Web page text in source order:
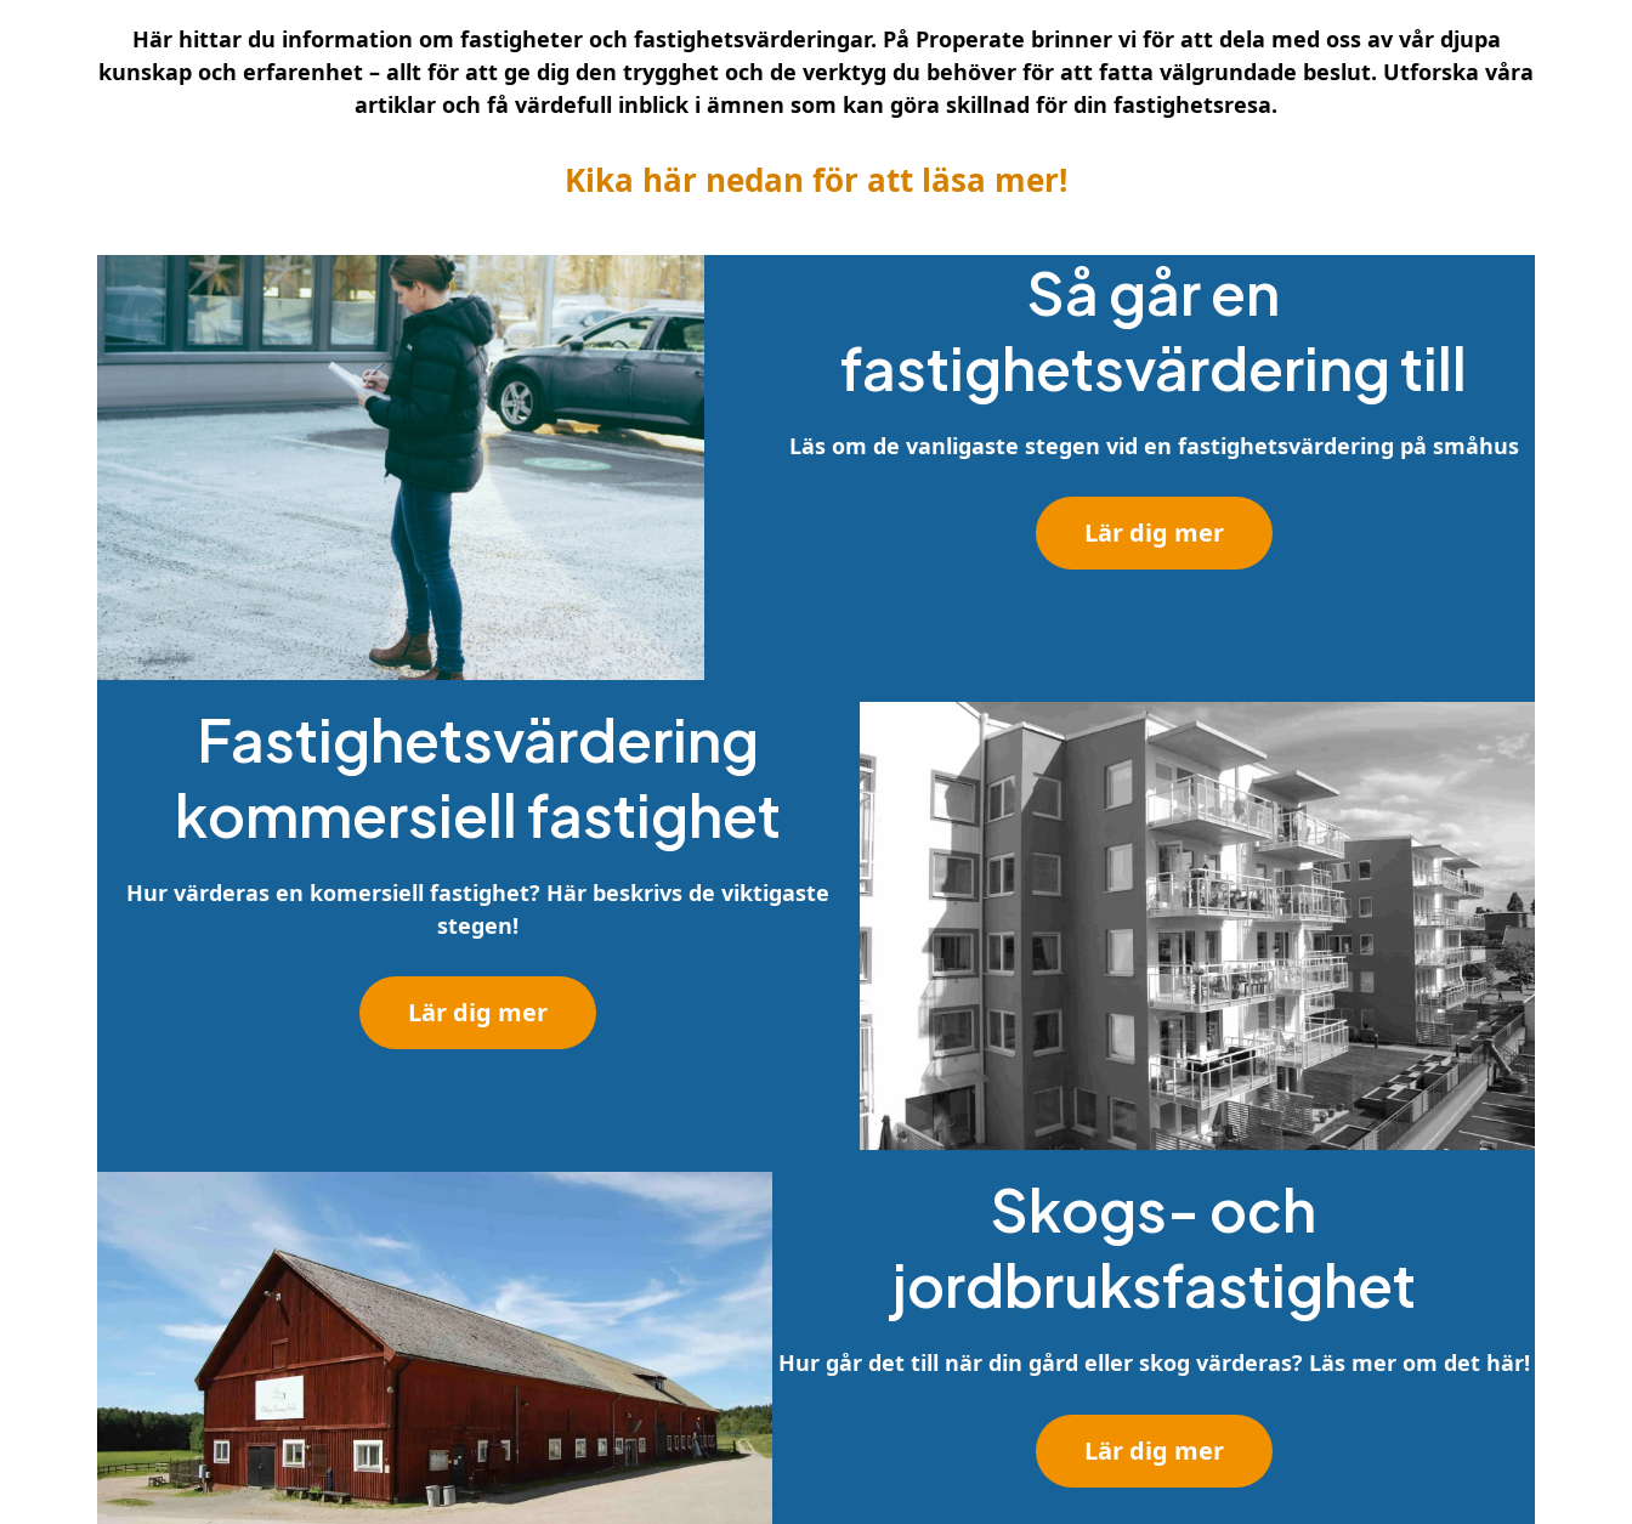
Här hittar du information om fastigheter och fastighetsvärderingar. På Properate brinner vi för att dela med oss av vår djupa
kunskap och erfarenhet – allt för att ge dig den trygghet och de verktyg du behöver för att fatta välgrundade beslut. Utforska våra
artiklar och få värdefull inblick i ämnen som kan göra skillnad för din fastighetsresa.
Kika här nedan för att läsa mer!
Så går en
fastighetsvärdering till
Läs om de vanligaste stegen vid en fastighetsvärdering på småhus
Lär dig mer
Fastighetsvärdering
kommersiell fastighet
Hur värderas en komersiell fastighet? Här beskrivs de viktigaste
stegen!
Lär dig mer
Skogs- och
jordbruksfastighet
Hur går det till när din gård eller skog värderas? Läs mer om det här!
Lär dig mer